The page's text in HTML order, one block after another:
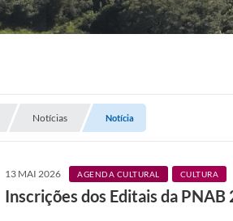
Notícias Notícia
13 MAI 2026 AGENDA CULTURAL CULTURA
Inscrições dos Editais da